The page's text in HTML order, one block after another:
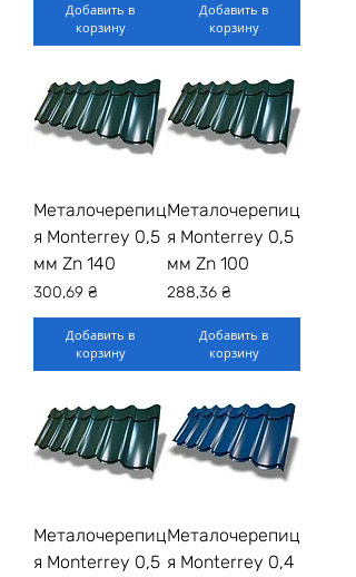
Добавить в
корзину
Добавить в
корзину
Металочерепиц
я Monterrey 0,5
мм Zn 140
Цена
300,69 ₴
Добавить в
корзину
Металочерепиц
я Monterrey 0,5
мм Zn 100
Цена
288,36 ₴
Добавить в
корзину
Металочерепиц
я Monterrey 0,5
Металочерепиц
я Monterrey 0,4